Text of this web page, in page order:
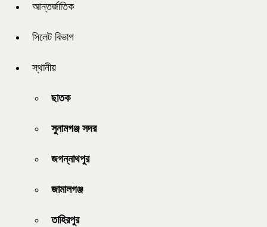
আন্তর্জাতিক
সিলেট বিভাগ
স্থানীয়
ছাতক
সুনামগঞ্জ সদর
জগন্নাথপুর
জামালগঞ্জ
তাহিরপুর